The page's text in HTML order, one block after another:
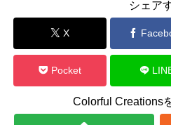
シェア
X
Pocket
Colorful Creations